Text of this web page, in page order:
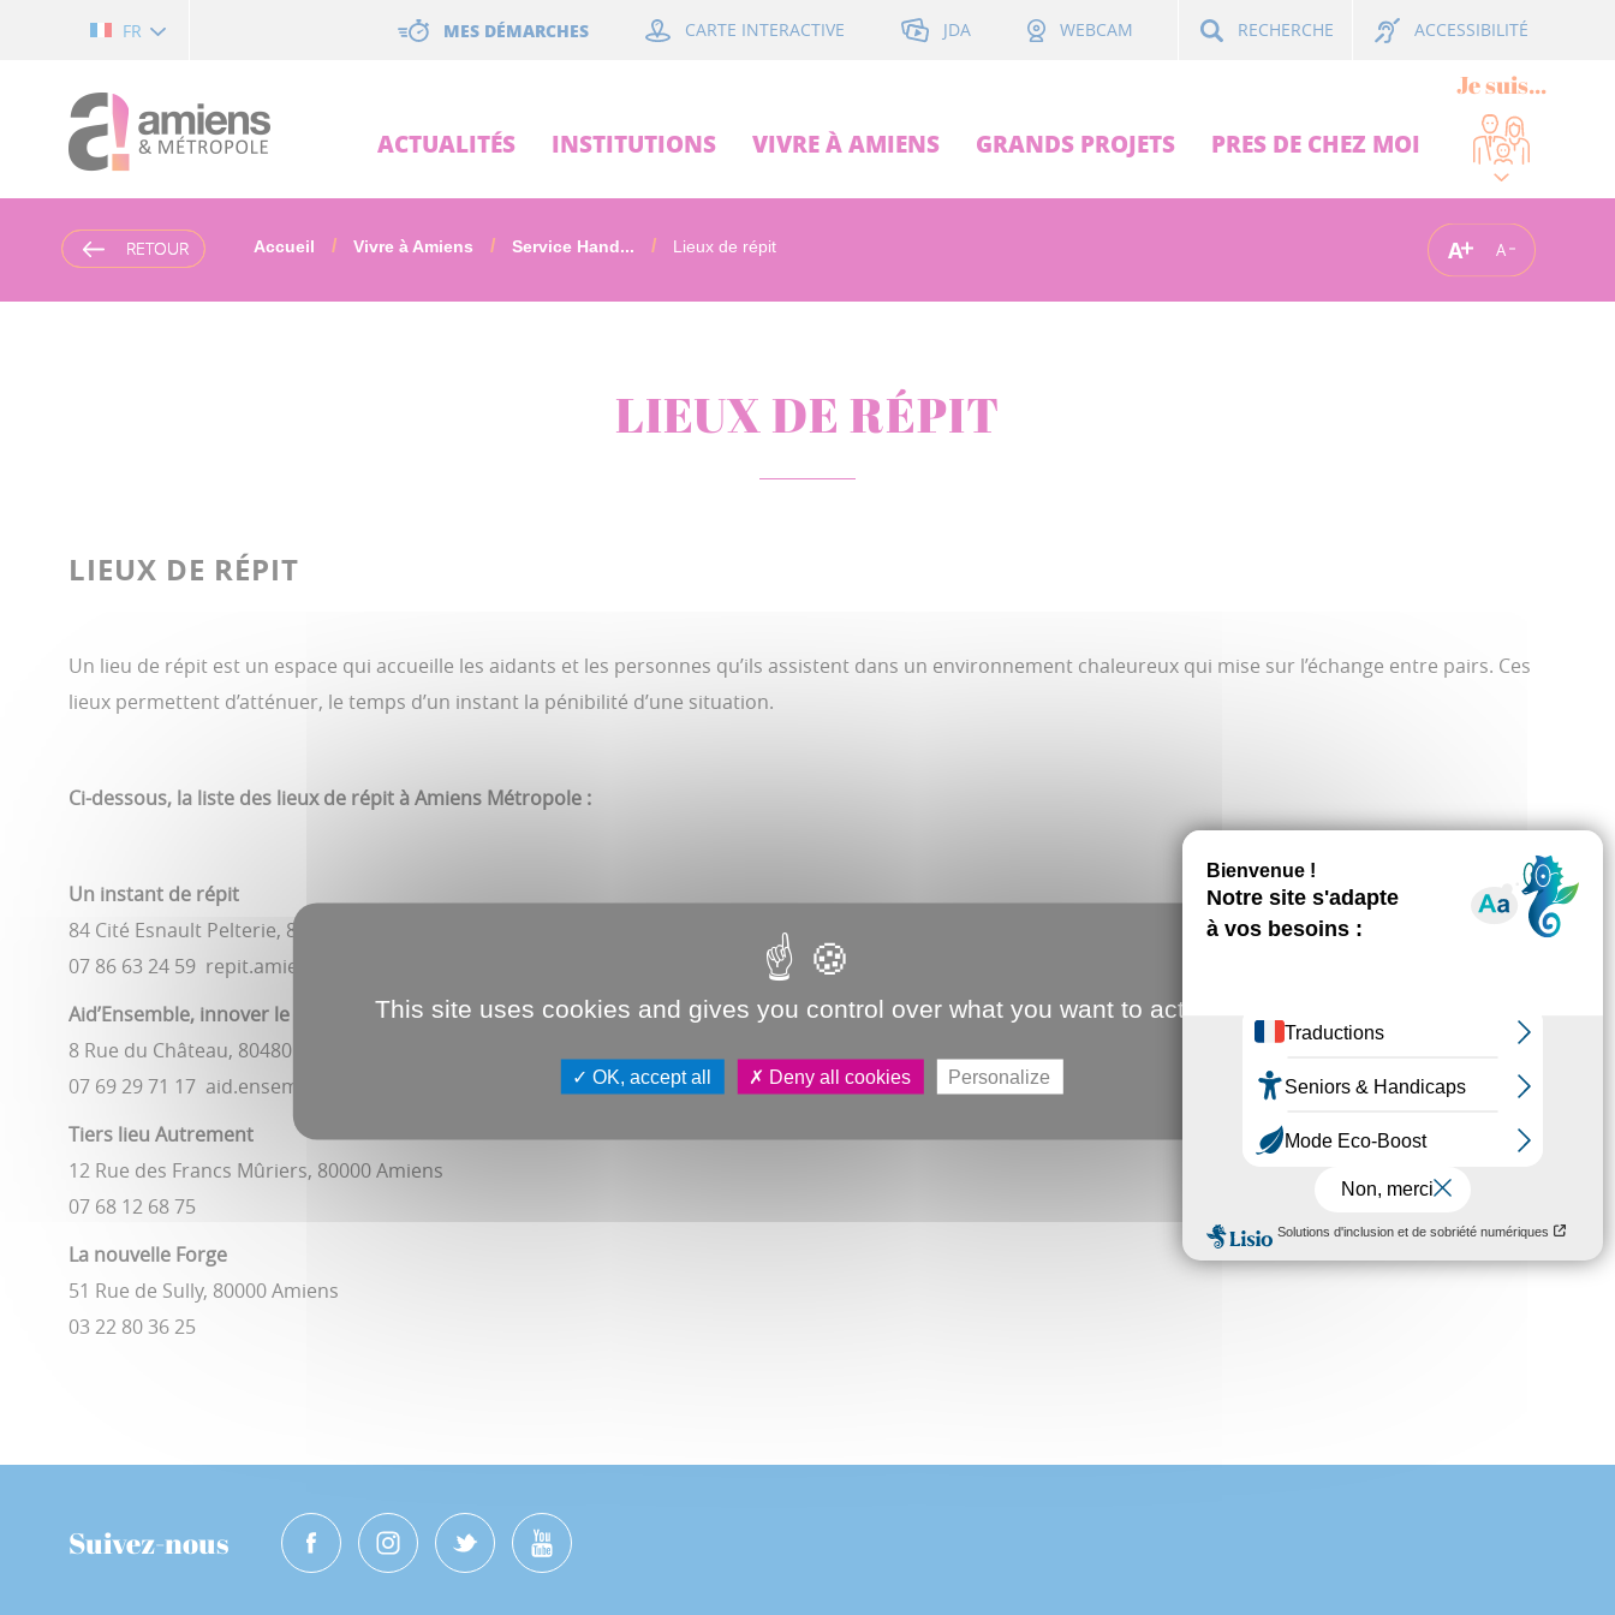
FR MES DÉMARCHES CARTE INTERACTIVE JDA WEBCAM RECHERCHE ACCESSIBILITÉ
ACTUALITÉS INSTITUTIONS VIVRE À AMIENS GRANDS PROJETS PRES DE CHEZ MOI
Je suis...
RETOUR
RETOUR Accueil Vivre à Amiens Service Hand... Lieux de répit A A
LIEUX DE RÉPIT
LIEUX DE RÉPIT
Un lieu de répit est un espace qui accueille les aidants et les personnes qu’ils assistent dans un environnement chaleureux qui mise sur l’échange entre pairs. Ces
lieux permettent d’atténuer, le temps d’un instant la pénibilité d’une situation.
Ci-dessous, la liste des lieux de répit à Amiens Métropole :
Un instant de répit
84 Cité Esnault Pelterie, 80000 Amiens
07 86 63 24 59 repit.amiens@ladapt.net
Aid’Ensemble, innover le quotidien
8 Rue du Château, 80480 Pont-de-Metz
07 69 29 71 17 aid.ensemble@gmail.com
Tiers lieu Autrement
12 Rue des Francs Mûriers, 80000 Amiens
07 68 12 68 75
La nouvelle Forge
51 Rue de Sully, 80000 Amiens
03 22 80 36 25
Suivez-nous
This site uses cookies and gives you control over what you want to activate
OK, accept all Deny all cookies Personalize